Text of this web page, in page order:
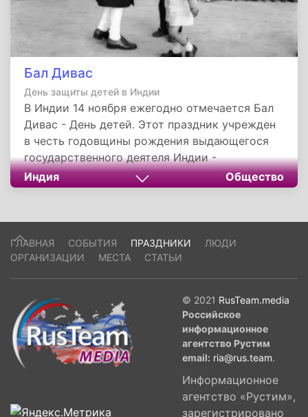
Бал Дивас
День защиты детей в Индии
В Индии 14 ноября ежегодно отмечается Бал
Дивас - День детей. Этот праздник учрежден
в честь годовщины рождения выдающегося
государственного деятеля Индии -
Джавахарлала Неру. Джавахарлал Неру был
первым премьер-министром независимой
политиков своего времени в мире.
Индия Общество
ГЛАВНАЯ СОБЫТИЯ ПРАЗДНИКИ
ЛЮДИ
ОРГАНИЗАЦИИ
МЕСТА СТАТЬИ
© 2021 RusTeam.media
Российское
информационное
агентство Рустим
email: ria@rus.team.
Информационное
агентство «Рустим»,
зарегистрировано